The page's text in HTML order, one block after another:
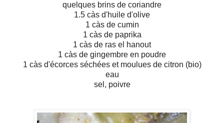
quelques brins de coriandre
1.5 càs d'huile d'olive
1 càs de cumin
1 càs de paprika
1 càs de ras el hanout
1 càs de gingembre en poudre
1 càs d'écorces séchées et moulues de citron (bio)
eau
sel, poivre